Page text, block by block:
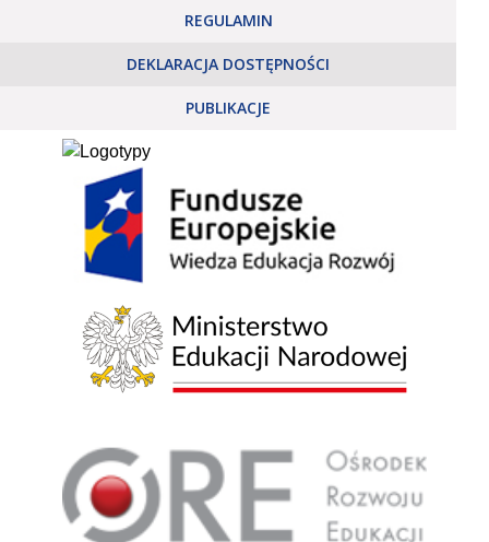
REGULAMIN
DEKLARACJA DOSTĘPNOŚCI
PUBLIKACJE